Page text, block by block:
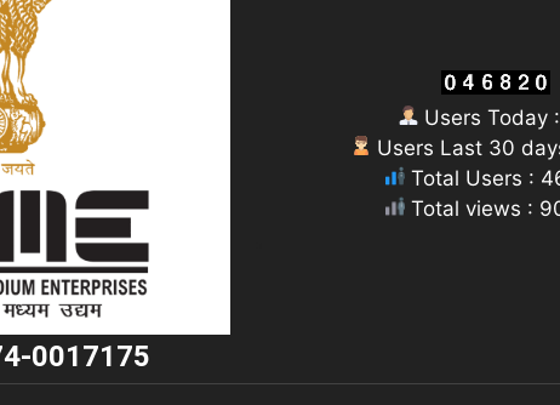
0017175
Users Today
Users Last 30
Total Users :
Total views :